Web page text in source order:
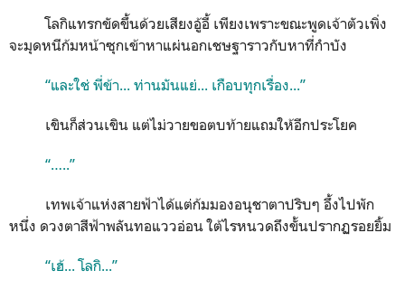
โลกิแทรกขัดขึ้นด้วยเสียงอู้อี้ เพียงเพราะขณะพูดเจ้าตัวเพิ่ง
จะมุดหนีก้มหน้าซุกเข้าหาแผ่นอกเชษฐาราวกับหาที่กำบัง
“และใช่ พี่ข้า... ท่านมันแย่... เกือบทุกเรื่อง...”
เขินก็ส่วนเขิน แต่ไม่วายขอตบท้ายแถมให้อีกประโยค
“…..”
เทพเจ้าแห่งสายฟ้าได้แต่ก้มมองอนุชาตาปริบๆ อึ้งไปพัก
หนึ่ง ดวงตาสีฟ้าพลันทอแววอ่อน ใต้ไรหนวดถึงขั้นปรากฏรอยยิ้ม
“เฮ้... โลกิ...”